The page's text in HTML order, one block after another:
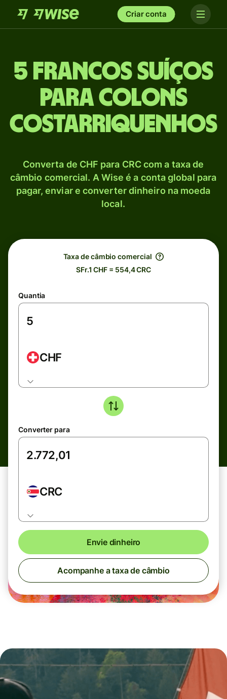
Criar conta
5 Francos suíços
para Colons
costarriquenhos
Converta de CHF para CRC com a taxa de
câmbio comercial. A Wise é a conta global para
pagar, enviar e converter dinheiro na moeda
local.
Taxa de câmbio comercial
SFr.1 CHF = 554,4 CRC
Quantia
CHF
Converter para
CRC
Envie dinheiro
Acompanhe a taxa de câmbio